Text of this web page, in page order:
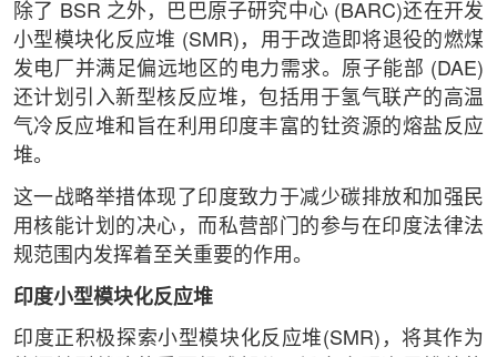
除了 BSR 之外，巴巴原子研究中心 (BARC)还在开发
小型模块化反应堆 (SMR)，用于改造即将退役的燃煤
发电厂并满足偏远地区的电力需求。原子能部 (DAE)
还计划引入新型核反应堆，包括用于氢气联产的高温
气冷反应堆和旨在利用印度丰富的钍资源的熔盐反应
堆。
这一战略举措体现了印度致力于减少碳排放和加强民
用核能计划的决心，而私营部门的参与在印度法律法
规范围内发挥着至关重要的作用。
印度小型模块化反应堆
印度正积极探索小型模块化反应堆(SMR)，将其作为